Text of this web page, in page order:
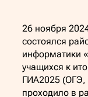
26 ноября
состоялся
информатики
учащихся к
ГИА2025 (ОГЭ,
проходило в